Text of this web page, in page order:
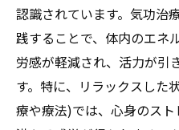
認識されています。気功治
践することで、体内のエネ
労感が軽減され、活力が引
す。特に、リラックスした
療や療法)では、心身のス